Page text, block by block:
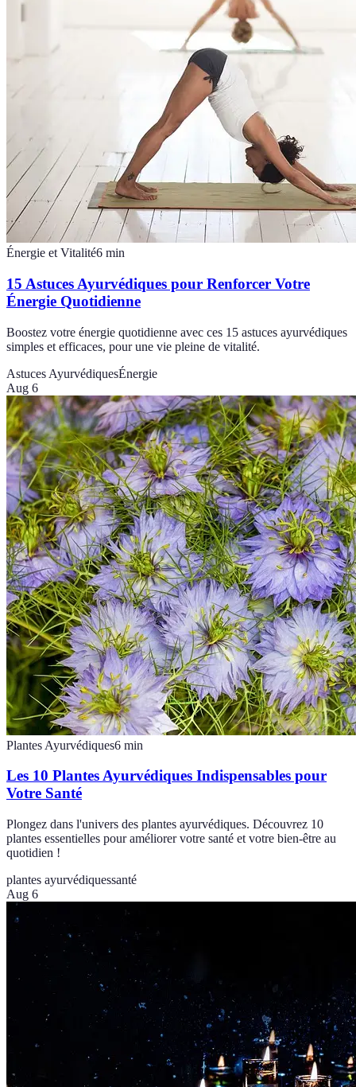
Énergie et Vitalité6 min
15 Astuces Ayurvédiques pour Renforcer Votre
Énergie Quotidienne
Boostez votre énergie quotidienne avec ces 15 astuces ayurvédiques
simples et efficaces, pour une vie pleine de vitalité.
Astuces AyurvédiquesÉnergie
Aug 6
Plantes Ayurvédiques6 min
Les 10 Plantes Ayurvédiques Indispensables pour
Votre Santé
Plongez dans l'univers des plantes ayurvédiques. Découvrez 10
plantes essentielles pour améliorer votre santé et votre bien-être au
quotidien !
plantes ayurvédiquessanté
Aug 6